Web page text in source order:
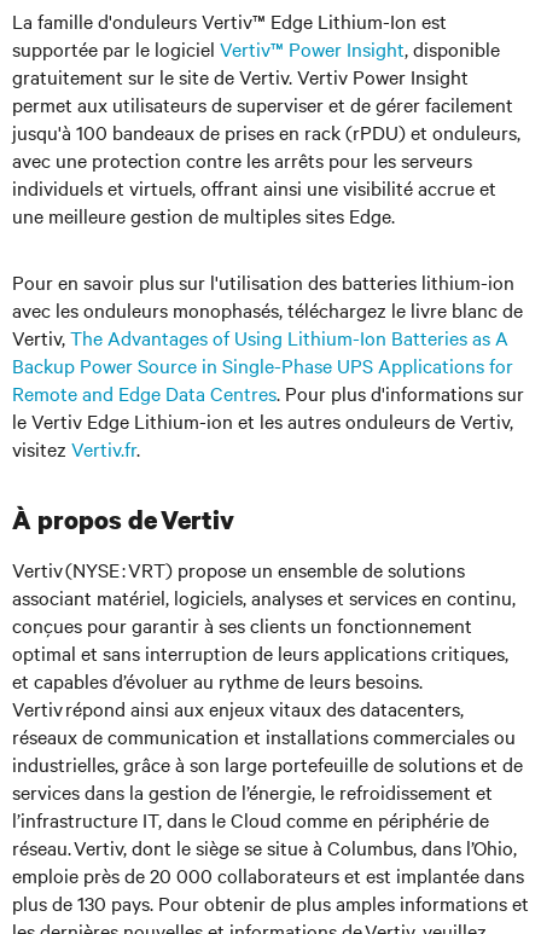
La famille d'onduleurs Vertiv™ Edge Lithium-Ion est
supportée par le logiciel Vertiv™ Power Insight, disponible
gratuitement sur le site de Vertiv. Vertiv Power Insight
permet aux utilisateurs de superviser et de gérer facilement
jusqu'à 100 bandeaux de prises en rack (rPDU) et onduleurs,
avec une protection contre les arrêts pour les serveurs
individuels et virtuels, offrant ainsi une visibilité accrue et
une meilleure gestion de multiples sites Edge.
Pour en savoir plus sur l'utilisation des batteries lithium-ion
avec les onduleurs monophasés, téléchargez le livre blanc de
Vertiv,The Advantages of Using Lithium-Ion Batteries as A
Backup Power Source in Single-Phase UPS Applications for
Remote and Edge Data Centres. Pour plus d'informations sur
le Vertiv Edge Lithium-ion et les autres onduleurs de Vertiv,
visitez Vertiv.fr.
À propos de Vertiv
Vertiv (NYSE : VRT) propose un ensemble de solutions
associant matériel, logiciels, analyses et services en continu,
conçues pour garantir à ses clients un fonctionnement
optimal et sans interruption de leurs applications critiques,
et capables d’évoluer au rythme de leurs besoins.
Vertiv répond ainsi aux enjeux vitaux des datacenters,
réseaux de communication et installations commerciales ou
industrielles, grâce à son large portefeuille de solutions et de
services dans la gestion de l’énergie, le refroidissement et
l’infrastructure IT, dans le Cloud comme en périphérie de
réseau. Vertiv, dont le siège se situe à Columbus, dans l’Ohio,
emploie près de 20 000 collaborateurs et est implantée dans
plus de 130 pays. Pour obtenir de plus amples informations et